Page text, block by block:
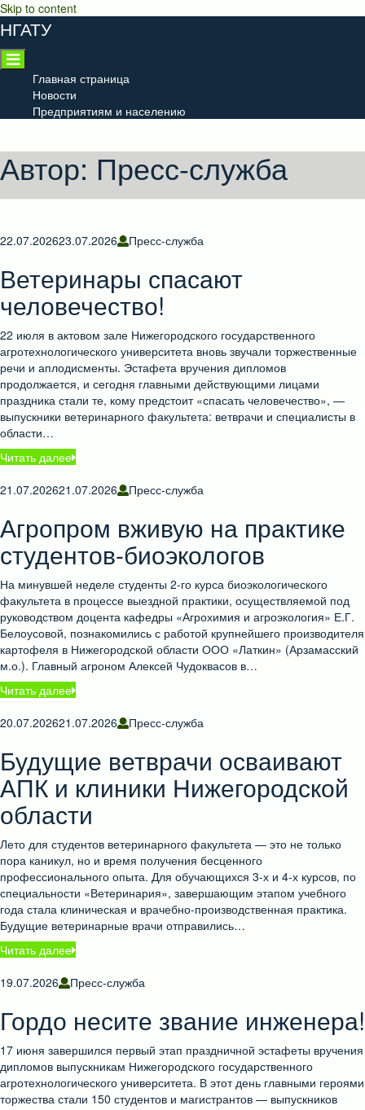
Skip to content
НГАТУ
Главная страница
Новости
Предприятиям и населению
Автор: Пресс-служба
22.07.202623.07.2026 Пресс-служба
Ветеринары спасают
человечество!
22 июля в актовом зале Нижегородского государственного
агротехнологического университета вновь звучали торжественные
речи и аплодисменты. Эстафета вручения дипломов
продолжается, и сегодня главными действующими лицами
праздника стали те, кому предстоит «спасать человечество», —
выпускники ветеринарного факультета: ветврачи и специалисты в
области…
Читать далее
21.07.202621.07.2026 Пресс-служба
Агропром вживую на практике
студентов-биоэкологов
На минувшей неделе студенты 2-го курса биоэкологического
факультета в процессе выездной практики, осуществляемой под
руководством доцента кафедры «Агрохимия и агроэкология» Е.Г.
Белоусовой, познакомились с работой крупнейшего производителя
картофеля в Нижегородской области ООО «Латкин» (Арзамасский
м.о.). Главный агроном Алексей Чудоквасов в…
Читать далее
20.07.202621.07.2026 Пресс-служба
Будущие ветврачи осваивают
АПК и клиники Нижегородской
области
Лето для студентов ветеринарного факультета — это не только
пора каникул, но и время получения бесценного
профессионального опыта. Для обучающихся 3-х и 4-х курсов, по
специальности «Ветеринария», завершающим этапом учебного
года стала клиническая и врачебно-производственная практика.
Будущие ветеринарные врачи отправились…
Читать далее
19.07.2026
Пресс-служба
Гордо несите звание инженера!
17 июня завершился первый этап праздничной эстафеты вручения
дипломов выпускникам Нижегородского государственного
агротехнологического университета. В этот день главными героями
торжества стали 150 студентов и магистрантов — выпускников